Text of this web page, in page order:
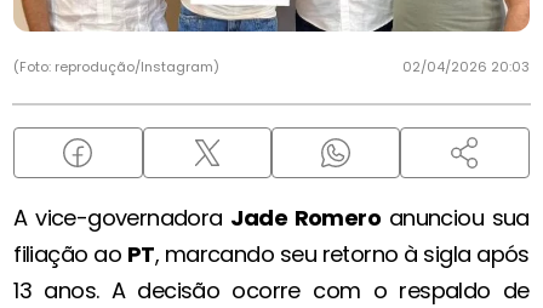
(Foto: reprodução/Instagram) 02/04/2026 20:03
A vice-governadora Jade Romero anunciou sua
filiação ao PT, marcando seu retorno à sigla após
13 anos. A decisão ocorre com o respaldo de